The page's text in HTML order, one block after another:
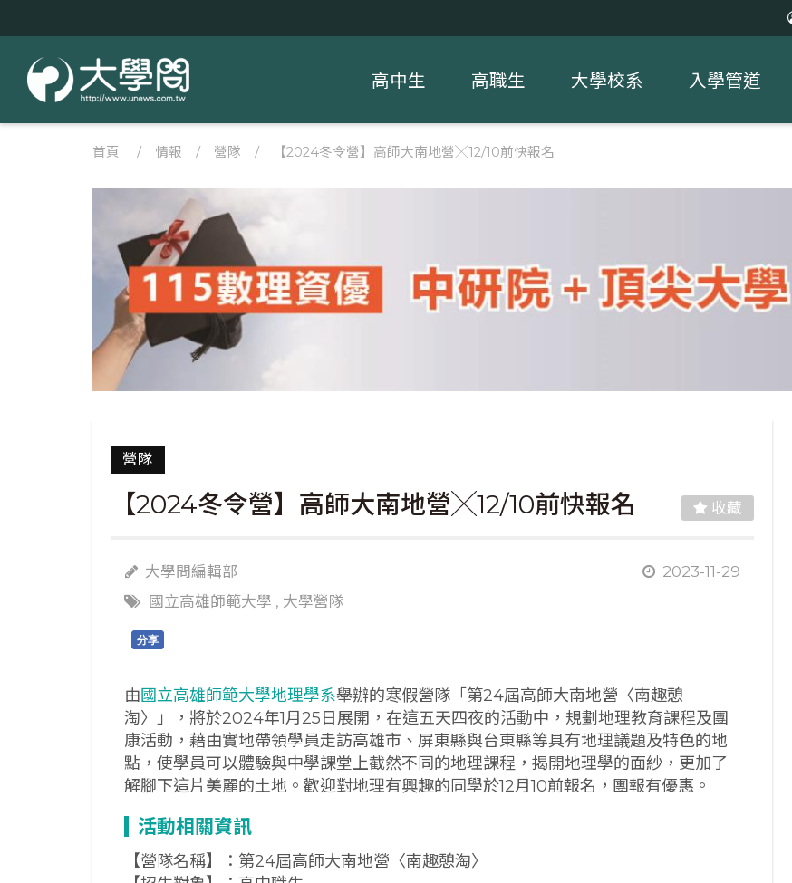
高中生 高職生 大學校系 入學管道
首頁 / 情報 / 營隊 / 【2024冬令營】高師大南地營╳12/10前快報名
營隊
【2024冬令營】高師大南地營╳12/10前快報名 收藏
大學問編輯部
2023-11-29
國立高雄師範大學 , 大學營隊
分享
由國立高雄師範大學地理學系舉辦的寒假營隊「第24屆高師大南地營〈南趣憩
淘〉」，將於2024年1月25日展開，在這五天四夜的活動中，規劃地理教育課程及團
康活動，藉由實地帶領學員走訪高雄市、屏東縣與台東縣等具有地理議題及特色的地
點，使學員可以體驗與中學課堂上截然不同的地理課程，揭開地理學的面紗，更加了
解腳下這片美麗的土地。歡迎對地理有興趣的同學於12月10前報名，團報有優惠。
活動相關資訊
【營隊名稱】：第24屆高師大南地營〈南趣憩淘〉